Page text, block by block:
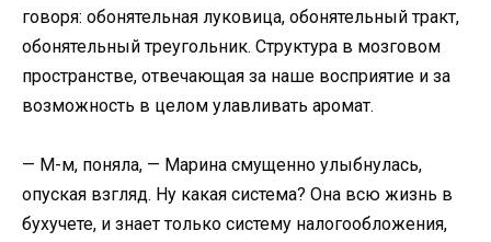
говоря: обонятельная луковица, обонятельный тракт,
обонятельный треугольник. Структура в мозговом
пространстве, отвечающая за наше восприятие и за
возможность в целом улавливать аромат.
— М-м, поняла, — Марина смущенно улыбнулась,
опуская взгляд. Ну какая система? Она всю жизнь в
бухучете, и знает только систему налогообложения,